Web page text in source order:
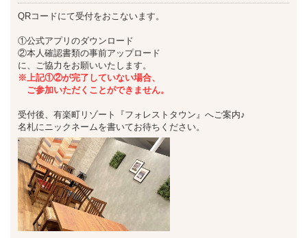
QRコードにて受付をおこないます。
①公式アプリのダウンロード
②本人確認書類の事前アップロード
に、ご協力をお願いいたします。
※上記①②が完了していない場合、
ご参加いただくことができません。
受付後、有楽町リゾート『フォレストタウン』へご案内♪
名札にニックネームを書いてお待ちください。